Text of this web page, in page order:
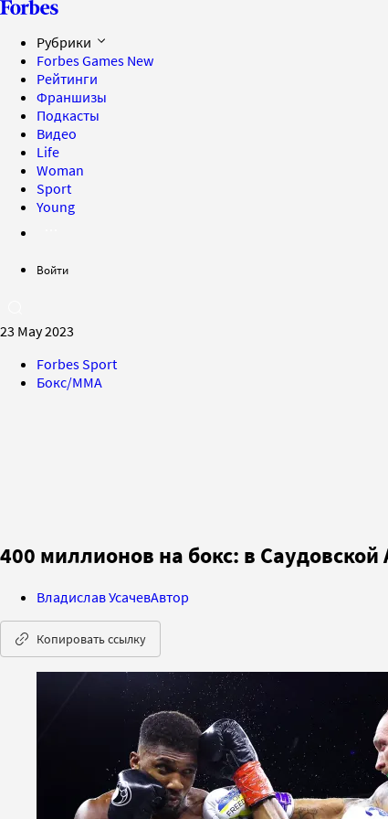
Рубрики
Forbes Games New
Рейтинги
Франшизы
Подкасты
Видео
Life
Woman
Sport
Young
Войти
23 May 2023
Forbes Sport
Бокс/MMA
400 миллионов на бокс: в
Владислав УсачевАвтор
Копировать ссылку